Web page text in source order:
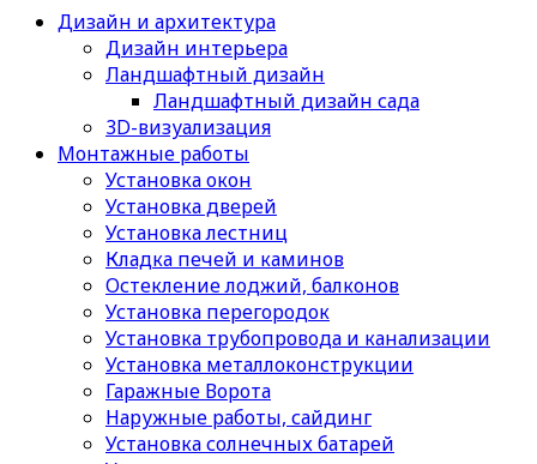
Дизайн и архитектура
Дизайн интерьера
Ландшафтный дизайн
Ландшафтный дизайн сада
3D-визуализация
Монтажные работы
Установка окон
Установка дверей
Установка лестниц
Кладка печей и каминов
Остекление лоджий, балконов
Установка перегородок
Установка трубопровода и канализации
Установка металлоконструкции
Гаражные Ворота
Наружные работы, сайдинг
Установка солнечных батарей